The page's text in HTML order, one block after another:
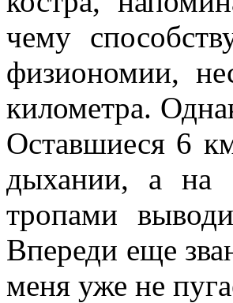
чему
физиономии,
километра.
Оставшиеся 6
дыхании, а на
тропами
Впереди еще
меня уже не